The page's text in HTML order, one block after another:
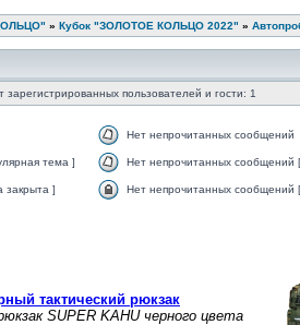
» Кубок "ЗОЛОТОЕ КОЛЬЦО 2022" »
пользователей и гости: 1
Нет непрочитанных сообщений
тема ] Нет непрочитанных сообщений
закрыта ] Нет непрочитанных сообщений